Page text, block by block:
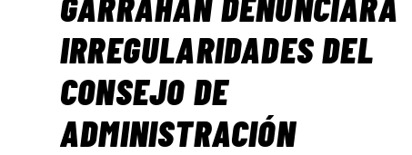
IRREGULARIDADES DEL
CONSEJO DE
ADMINISTRACIÓN